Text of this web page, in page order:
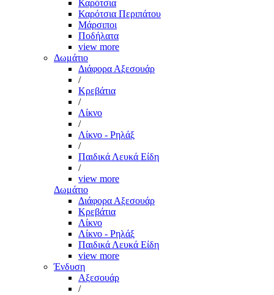
Καρότσια
Καρότσια Περιπάτου
Μάρσιποι
Ποδήλατα
view more
Δωμάτιο
Διάφορα Αξεσουάρ
/
Κρεβάτια
/
Λίκνο
/
Λίκνο - Ρηλάξ
/
Παιδικά Λευκά Είδη
/
view more
Δωμάτιο
Διάφορα Αξεσουάρ
Κρεβάτια
Λίκνο
Λίκνο - Ρηλάξ
Παιδικά Λευκά Είδη
view more
Ένδυση
Αξεσουάρ
/